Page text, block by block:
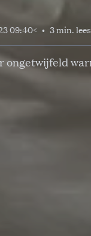
09:40< • 3 min.
ongetwijfeld